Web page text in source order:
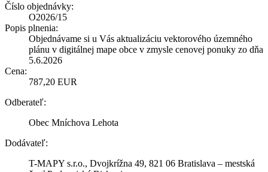
Číslo objednávky:
O2026/15
Popis plnenia:
Objednávame si u Vás aktualizáciu vektorového územného
plánu v digitálnej mape obce v zmysle cenovej ponuky zo dňa
5.6.2026
Cena:
787,20 EUR
Odberateľ:
Obec Mníchova Lehota
Dodávateľ:
T-MAPY s.r.o., Dvojkrížna 49, 821 06 Bratislava – mestská